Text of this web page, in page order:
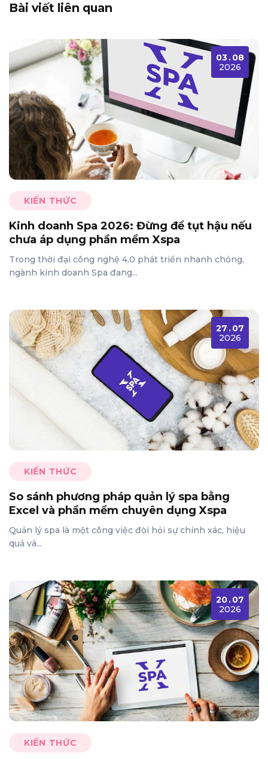
Bài viết liên quan
KIẾN THỨC
Kinh doanh Spa 2026: Đừng để tụt hậu nếu
chưa áp dụng phần mềm Xspa
Trong thời đại công nghệ 4.0 phát triển nhanh chóng,
ngành kinh doanh Spa đang...
03.08
2026
KIẾN THỨC
So sánh phương pháp quản lý spa bằng
Excel và phần mềm chuyên dụng Xspa
Quản lý spa là một công việc đòi hỏi sự chính xác, hiệu
quả và...
27 .07
2026
KIẾN THỨC
20.07
2026